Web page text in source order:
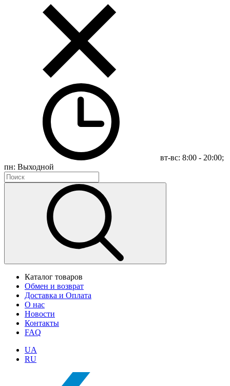
вт-вс: 8:00 - 20:00;
пн: Выходной
Каталог товаров
Обмен и возврат
Доставка и Оплата
О нас
Новости
Контакты
FAQ
UA
RU